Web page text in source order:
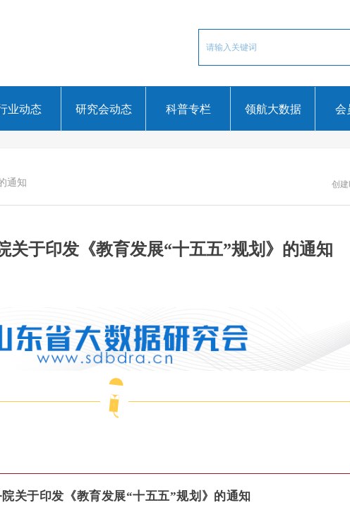
业动态 研究会动态 科普专栏 领航大数据 会
关于印发《教育发展“十五五”规划》的通知
院关于印发《教育发展“十五五”规划》的通知
通知 创建